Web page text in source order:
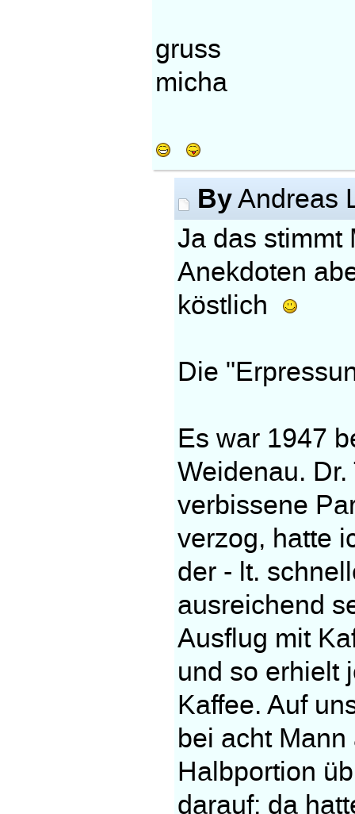
gruss
micha
ByAndreas
Ja das stimmt
Anekdoten
köstlich
Die
Es war 1947
Weidenau.
verbissene
verzog, hatte
der - lt.
ausreichend
Ausflug mit
und so erhielt
Kaffee. Auf
bei acht
Halbportion
darauf; da